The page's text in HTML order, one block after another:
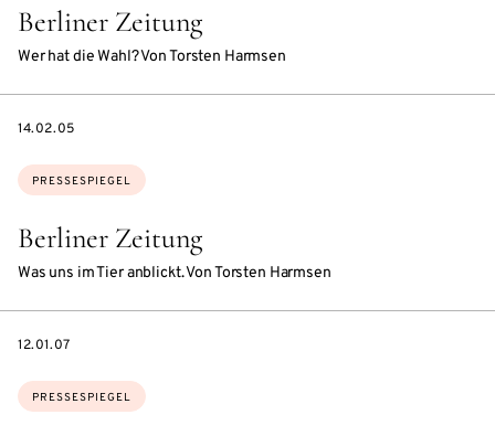
Berliner Zeitung
Wer hat die Wahl? Von Torsten Harmsen
Berliner Zeitung
Was uns im Tier anblickt. Von Torsten Harmsen
Themen:
PRESSESPIEGEL
DATE
14.02.05
Themen:
PRESSESPIEGEL
DATE
12.01.07